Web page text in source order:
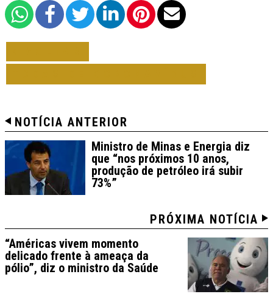
NOTÍCIA ANTERIOR
Ministro de Minas e Energia diz
que “nos próximos 10 anos,
produção de petróleo irá subir
73%”
PRÓXIMA NOTÍCIA
“Américas vivem momento
delicado frente à ameaça da
pólio”, diz o ministro da Saúde